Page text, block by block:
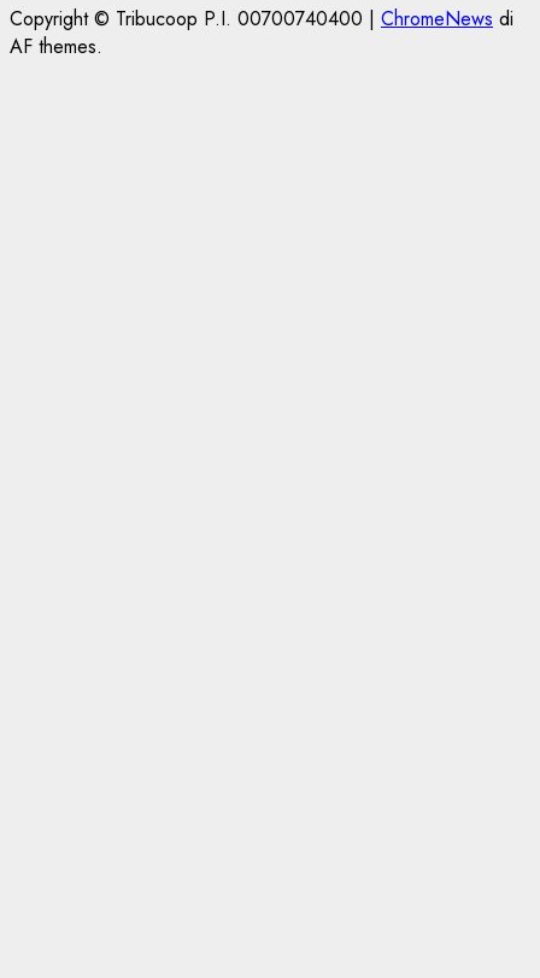
Copyright © Tribucoop P.I. 00700740400 | ChromeNews di
AF themes.